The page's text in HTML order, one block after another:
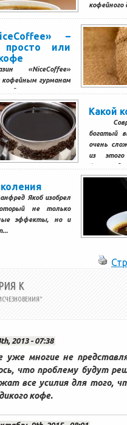
кофейного
–
или
«NiceCoffee»
кофейным гурманам
мировых
товарных позиций
Какой
богатый
очень
из этого
безумно
Якоб изобрел
не только
эффекты, но и
К
2013 - 07:38
уже многие не
что проблему будут
все усилия для того,
кофе.